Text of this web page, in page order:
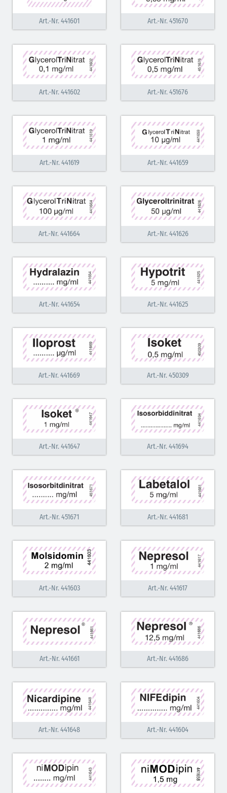
Art.-Nr. 441601 Art.-Nr. 451670
Art.-Nr. 441602 Art.-Nr. 451676
Art.-Nr. 441619 Art.-Nr. 441659
Art.-Nr. 441664 Art.-Nr. 441626
Art.-Nr. 441654 Art.-Nr. 441625
Art.-Nr. 441669 Art.-Nr. 450309
Art.-Nr. 441647 Art.-Nr. 441694
Art.-Nr. 451671 Art.-Nr. 441681
Art.-Nr. 441603 Art.-Nr. 441617
Art.-Nr. 441661 Art.-Nr. 441686
Art.-Nr. 441648 Art.-Nr. 441604